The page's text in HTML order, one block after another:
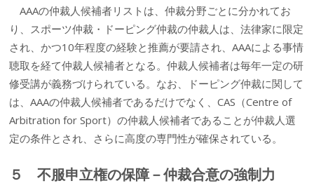
AAAの仲裁人候補者リストは、仲裁分野ごとに分かれてお
り、スポーツ仲裁・ドーピング仲裁の仲裁人は、法律家に限定
され、かつ10年程度の経験と推薦が要請され、AAAによる事情
聴取を経て仲裁人候補者となる。仲裁人候補者は毎年一定の研
修受講が義務づけられている。なお、ドーピング仲裁に関して
は、AAAの仲裁人候補者であるだけでなく、CAS（Centre of
Arbitration for Sport）の仲裁人候補者であることが仲裁人選
定の条件とされ、さらに高度の専門性が確保されている。
５ 不服申立権の保障－仲裁合意の強制力